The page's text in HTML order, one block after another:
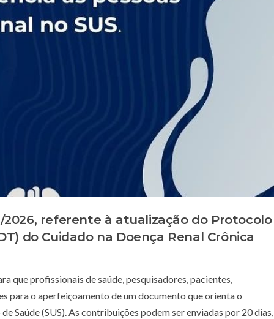
referente à atualização do Protocolo
do Cuidado na Doença Renal Crônica
que profissionais de saúde, pesquisadores, pacientes,
para o aperfeiçoamento de um documento que orienta o
Saúde (SUS). As contribuições podem ser enviadas por 20 dias,